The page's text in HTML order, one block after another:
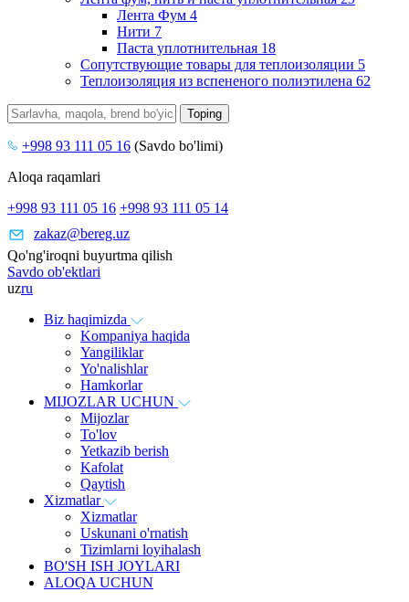
Лента Фум 4
Нити 7
Паста уплотнительная 18
Сопутствующие товары для теплоизоляции 5
Теплоизоляция из вспененого полиэтилена 62
+998 93 111 05 16 (Savdo bo'limi)
Aloqa raqamlari
+998 93 111 05 16 +998 93 111 05 14
zakaz@bereg.uz
Qo'ng'iroqni buyurtma qilish
Savdo ob'ektlari
uzru
Biz haqimizda
Kompaniya haqida
Yangiliklar
Yo'nalishlar
Hamkorlar
MIJOZLAR UCHUN
Mijozlar
To'lov
Yetkazib berish
Kafolat
Qaytish
Xizmatlar
Xizmatlar
Uskunani o'rnatish
Tizimlarni loyihalash
BO'SH ISH JOYLARI
ALOQA UCHUN